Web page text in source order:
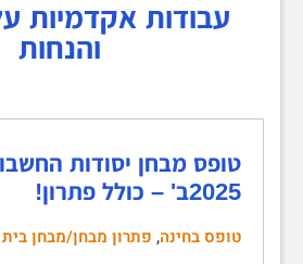
עבודות אקדמיות
והנחות
טופס מבחן יסודות
2025ב' – כולל פתרון!
טופס בחינה, פתרון מבחן/מבחן בית